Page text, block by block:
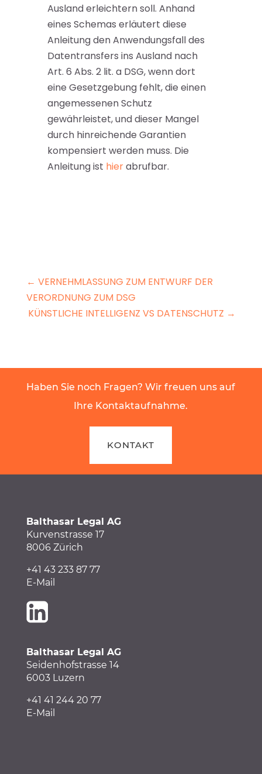
Ausland erleichtern soll. Anhand
eines Schemas erläutert diese
Anleitung den Anwendungsfall des
Datentransfers ins Ausland nach
Art. 6 Abs. 2 lit. a DSG, wenn dort
eine Gesetzgebung fehlt, die einen
angemessenen Schutz
gewährleistet, und dieser Mangel
durch hinreichende Garantien
kompensiert werden muss. Die
Anleitung ist hierabrufbar.
← VERNEHMLASSUNG ZUM ENTWURF DER
VERORDNUNG ZUM DSG
KÜNSTLICHE INTELLIGENZ VS DATENSCHUTZ →
Haben Sie noch Fragen? Wir freuen uns auf
Ihre Kontaktaufnahme.
KONTAKT
Balthasar Legal AG
Kurvenstrasse 17
8006 Zürich
+41 43 233 87 77
E-Mail
Balthasar Legal AG
Seidenhofstrasse 14
6003 Luzern
+41 41 244 20 77
E-Mail